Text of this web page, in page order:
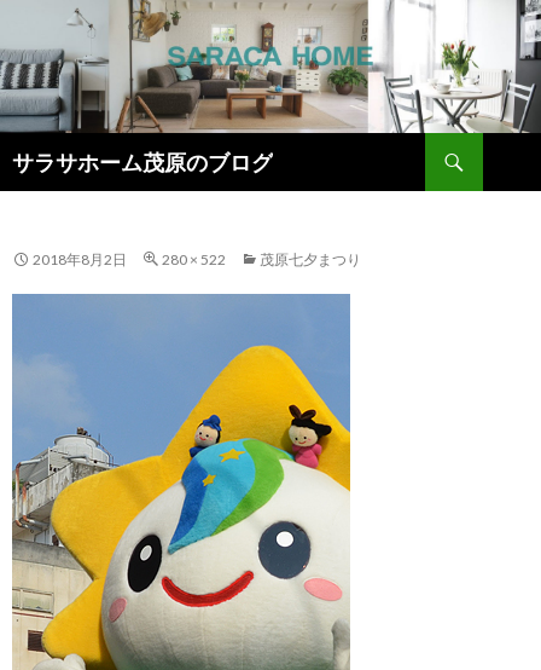
サラサホーム茂原のブログ
索
ン
キ
2018年8月2日 280 × 522 茂原七夕まつり